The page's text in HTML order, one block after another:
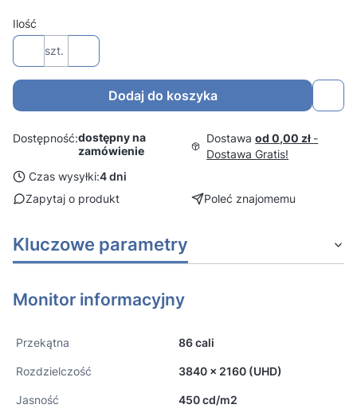
Ilość
szt.
Dodaj do koszyka
Dostępność:dostępny na
zamówienie
Dostawaod 0,00 zł -
Dostawa Gratis!
Czas wysyłki:4 dni
Zapytaj o produkt
Poleć znajomemu
Kluczowe parametry
Monitor informacyjny
Przekątna 86 cali
Rozdzielczość 3840 x 2160 (UHD)
Jasność 450 cd/m2